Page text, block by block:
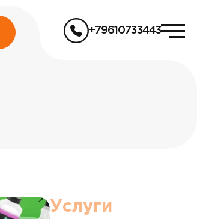
+79610733443
Услуги